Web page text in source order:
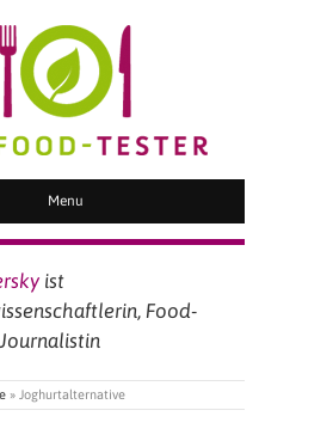
TESTER
Menu
ist
Food-
» Joghurtalternative